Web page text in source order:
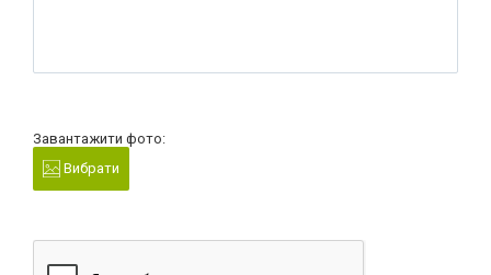
Завантажити фото:
Вибрати